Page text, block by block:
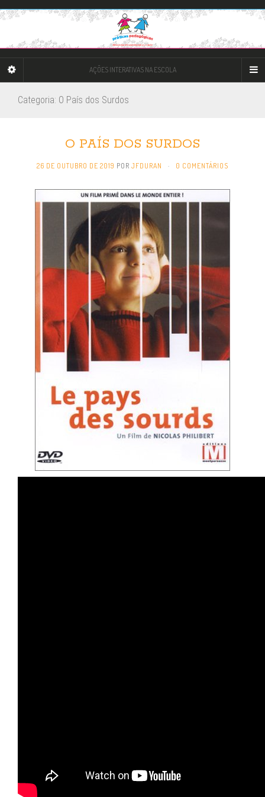
AÇÕES INTERATIVAS NA ESCOLA
Categoria: O País dos Surdos
O PAÍS DOS SURDOS
26 DE OUTUBRO DE 2019 POR JFDURAN · 0 COMENTÁRIOS